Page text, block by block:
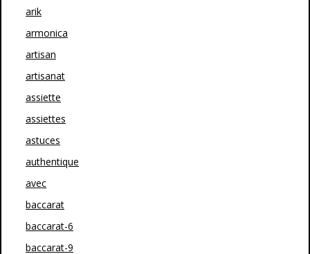
arik
armonica
artisan
artisanat
assiette
assiettes
astuces
authentique
avec
baccarat
baccarat-6
baccarat-9